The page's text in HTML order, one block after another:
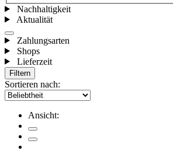
Nachhaltigkeit
Aktualität
Zahlungsarten
Shops
Lieferzeit
Filtern
Sortieren nach:
Ansicht: